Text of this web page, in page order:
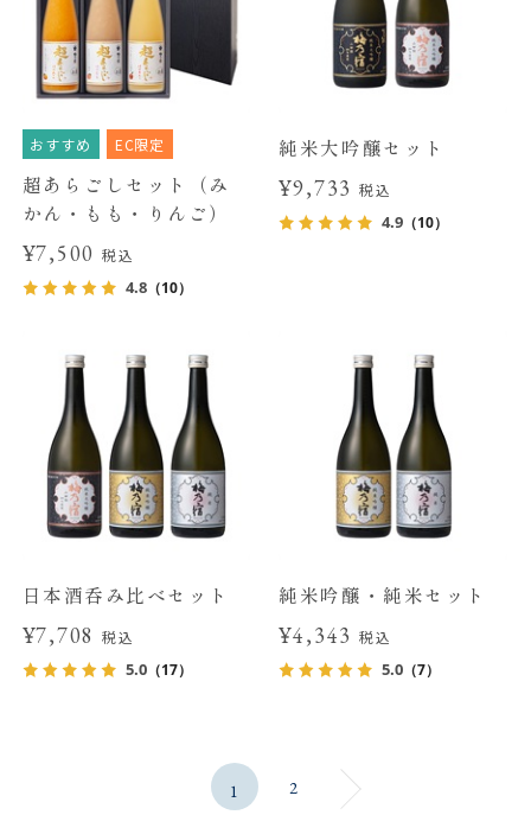
おすすめ EC限定
超あらごしセット（み
かん・もも・りんご）
¥7,500税込
4.8（10）
純米大吟醸セット
¥9,733 税込
4.9 （10）
日本酒呑み比べセット
¥7,708税込
5.0（17）
純米吟醸・純米セット
¥4,343 税込
5.0 （7）
1 2